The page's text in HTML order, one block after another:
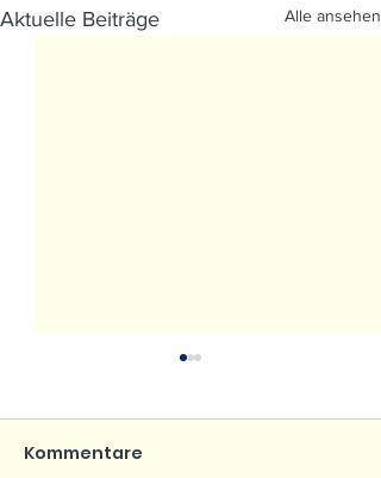
Aktuelle Beiträge Alle ansehen
Kommentare